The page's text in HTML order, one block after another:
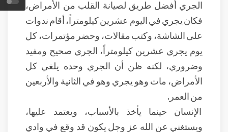
الجري أفضل طريق لصيانة القلب من الأمراض،
فكان يجري في اليوم عشرين كيلومتراً، أقام ندوات
على الشاشة، وكتب مقالات، وحضر مؤتمرات، كل
يوم يجري عشرين كيلومتراً، الجري صحيح ومفيد
وضروري، لكنه ظن أن الجري وحده يلغي كل
الأمراض، مات وهو يجري وهو في الثانية والأربعين
من العمر.
الإنسان حينما يأخذ بالأسباب، ويعتمد عليها،
ويستغني عن الله عز وجل يكون قد وقع في وادي